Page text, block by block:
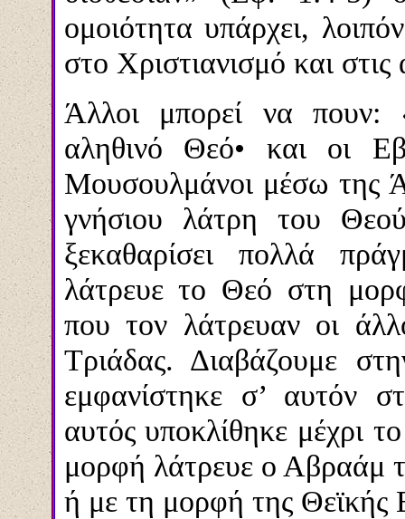
ομοιότητα υπάρχει,
στο Χριστιανισμό και στις
Άλλοι μπορεί να
αληθινό Θεό• και οι
Μουσουλμάνοι μέσω της
γνήσιου λάτρη του
ξεκαθαρίσει πολλά
λάτρευε το Θεό στη
που τον λάτρευαν οι
Τριάδας. Διαβάζουμε
εμφανίστηκε σ’ αυτόν
αυτός υποκλίθηκε μέχρι
μορφή λάτρευε ο
ή με τη μορφή της Θεϊκής